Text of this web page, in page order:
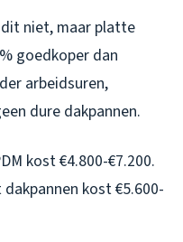
niet, maar platte
goedkoper dan
arbeidsuren,
dure dakpannen.
kost €4.800-€7.200.
kost €5.600-